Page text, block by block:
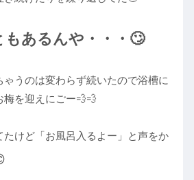
あるんや・・・🙄
ゃうのは変わらず続いたので浴槽に
梅を迎えにごー💨💨
たけど「お風呂入るよー」と声をか